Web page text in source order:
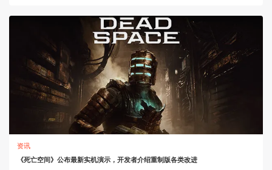
资讯
《死亡空间》公布最新实机演示，开发者介绍重制版各类改进